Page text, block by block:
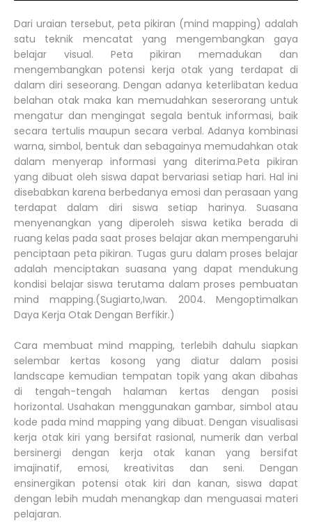
Dari uraian tersebut, peta pikiran (mind mapping) adalah
satu teknik mencatat yang mengembangkan gaya
belajar visual. Peta pikiran memadukan dan
mengembangkan potensi kerja otak yang terdapat di
dalam diri seseorang. Dengan adanya keterlibatan kedua
belahan otak maka kan memudahkan seserorang untuk
mengatur dan mengingat segala bentuk informasi, baik
secara tertulis maupun secara verbal. Adanya kombinasi
warna, simbol, bentuk dan sebagainya memudahkan otak
dalam menyerap informasi yang diterima.Peta pikiran
yang dibuat oleh siswa dapat bervariasi setiap hari. Hal ini
disebabkan karena berbedanya emosi dan perasaan yang
terdapat dalam diri siswa setiap harinya. Suasana
menyenangkan yang diperoleh siswa ketika berada di
ruang kelas pada saat proses belajar akan mempengaruhi
penciptaan peta pikiran. Tugas guru dalam proses belajar
adalah menciptakan suasana yang dapat mendukung
kondisi belajar siswa terutama dalam proses pembuatan
mind mapping.(Sugiarto,Iwan. 2004. Mengoptimalkan
Daya Kerja Otak Dengan Berfikir.)
Cara membuat mind mapping, terlebih dahulu siapkan
selembar kertas kosong yang diatur dalam posisi
landscape kemudian tempatan topik yang akan dibahas
di tengah-tengah halaman kertas dengan posisi
horizontal. Usahakan menggunakan gambar, simbol atau
kode pada mind mapping yang dibuat. Dengan visualisasi
kerja otak kiri yang bersifat rasional, numerik dan verbal
bersinergi dengan kerja otak kanan yang bersifat
imajinatif, emosi, kreativitas dan seni. Dengan
ensinergikan potensi otak kiri dan kanan, siswa dapat
dengan lebih mudah menangkap dan menguasai materi
pelajaran.